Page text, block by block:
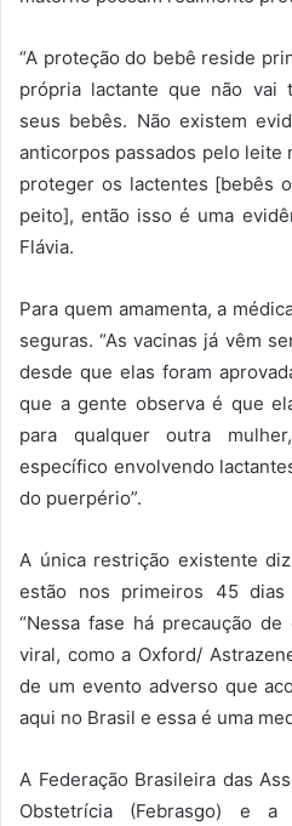
“A proteção do bebê reside
própria lactante que não vai
seus bebês. Não existem
anticorpos passados pelo leite
proteger os lactentes [bebês
peito], então isso é uma
Flávia.
Para quem amamenta, a
seguras. “As vacinas já vêm
desde que elas foram
que a gente observa é que
para qualquer outra
específico envolvendo
do puerpério”.
A única restrição existente
estão nos primeiros 45
“Nessa fase há precaução
viral, como a Oxford/
de um evento adverso que
aqui no Brasil e essa é uma
A Federação Brasileira das
Obstetrícia (Febrasgo) e a